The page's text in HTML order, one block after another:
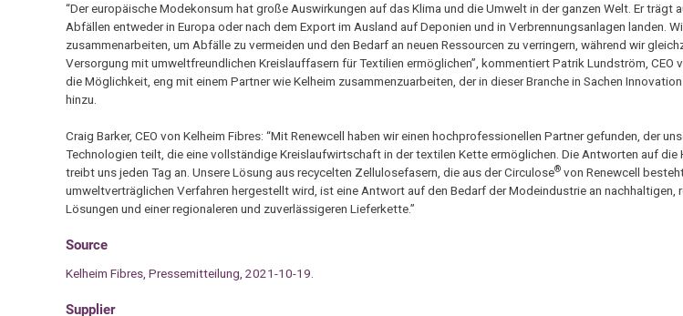
“Der europäische Modekonsum hat große Auswirkungen auf das Klima und die Umwelt in der ganzen Welt. Er trägt
Abfällen entweder in Europa oder nach dem Export im Ausland auf Deponien und in Verbrennungsanlagen landen.
zusammenarbeiten, um Abfälle zu vermeiden und den Bedarf an neuen Ressourcen zu verringern, während wir
Versorgung mit umweltfreundlichen Kreislauffasern für Textilien ermöglichen”, kommentiert Patrik Lundström, CEO
die Möglichkeit, eng mit einem Partner wie Kelheim zusammenzuarbeiten, der in dieser Branche in Sachen
hinzu.
Craig Barker, CEO von Kelheim Fibres: “Mit Renewcell haben wir einen hochprofessionellen Partner gefunden, der
Technologien teilt, die eine vollständige Kreislaufwirtschaft in der textilen Kette ermöglichen. Die Antworten auf die
treibt uns jeden Tag an. Unsere Lösung aus recycelten Zellulosefasern, die aus der Circulose®von Renewcell
umweltverträglichen Verfahren hergestellt wird, ist eine Antwort auf den Bedarf der Modeindustrie an nachhaltigen,
Lösungen und einer regionaleren und zuverlässigeren Lieferkette.”
Source
Kelheim Fibres, Pressemitteilung, 2021-10-19.
Supplier